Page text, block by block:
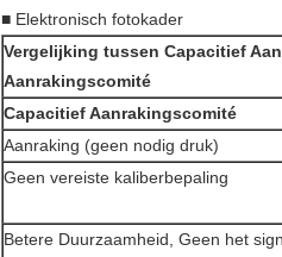
■ Elektronisch fotokader
Vergelijking tussen Capacitief
Aanrakingscomité
Capacitief Aanrakingscomité
Aanraking (geen nodig druk)
Geen vereiste kaliberbepaling
Betere Duurzaamheid, Geen het